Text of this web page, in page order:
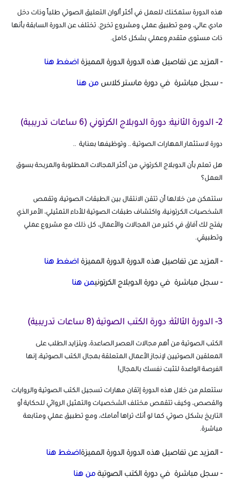
هذه الدورة ستمكنك للعمل في أكثر ألوان التعليق الصوتي طلباً وذات دخل
مادي عالي، ومع تطبيق عملي ومشروع تخرج. تختلف عن الدورة السابقة بأنها
ذات مستوى متقدم وعملي بشكل كامل.
- المزيد عن تفاصيل هذه الدورة الدورة المميزة اضغط هنا
- سجل مباشرة في دورة ماستر كلاس من هنا
2- الدورة الثانية: دورة الدوبلاج الكرتوني (6 ساعات تدريبية)
دورة لاستثمار المهارات الصوتية .. وتوظيفها بعناية ..
هل تعلم بأن الدوبلاج الكرتوني من أكثر المجالات المطلوبة والمربحة بسوق
العمل؟
ستتمكن من خلالها أن تتقن الانتقال بين الطبقات الصوتية، وتقمص
الشخصيات الكرتونية، واكتشاف طبقات الصوتية للأداء التمثيلي، الأمر الذي
يفتح لك آفاق في كتير من المجالات والأعمال، كل ذلك مع مشروع عملي
وتطبيقي.
- المزيد عن تفاصيل هذه الدورة الدورة المميزة اضغط هنا
- سجل مباشرة في دورة الدوبلاج الكرتونيمن هنا
3- الدورة الثالثة: دورة الكتب الصوتية (8 ساعات تدريبية)
الكتب الصوتية من أهم مجالات العصر الصاعدة، ويتزايد الطلب على
المعلقين الصوتيين لإنجاز الأعمال المتعلقة بمجال الكتب الصوتية، إنها
الفرصة الواعدة لتثبت نفسك بالمجال!
ستتعلم من خلال هذه الدورة إتقان مهارات تسجيل الكتب الصوتية والروايات
والقصص، وكيف تتقمص مختلف الشخصيات والتمثيل الروائي للحكاية أو
التاريخ بشكل صوتي كما لو أنك تراها أمامك، ومع تطبيق عملي ومتابعة
مباشرة.
- المزيد عن تفاصيل هذه الدورة الدورة المميزةاضغط هنا
- سجل مباشرة في دورة الكتب الصوتية من هنا